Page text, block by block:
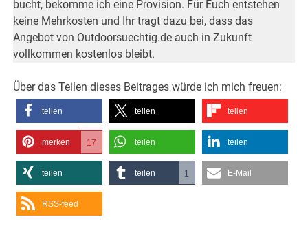
bucht, bekomme ich eine Provision. Für Euch entstehen
keine Mehrkosten und Ihr tragt dazu bei, dass das
Angebot von Outdoorsuechtig.de auch in Zukunft
vollkommen kostenlos bleibt.
Über das Teilen dieses Beitrages würde ich mich freuen:
teilen teilen teilen
merken 17 teilen teilen
teilen teilen 1 E-Mail
RSS-feed